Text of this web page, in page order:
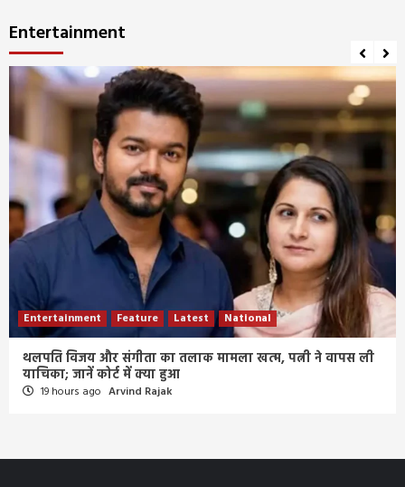
Entertainment
Entertainment Feature Latest National
थलपति विजय और संगीता का तलाक मामला खत्म, पत्नी ने वापस ली
याचिका; जानें कोर्ट में क्या हुआ
19 hours ago Arvind Rajak